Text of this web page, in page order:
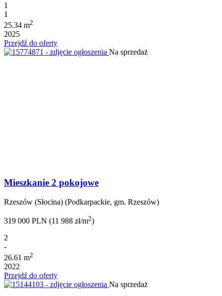
1
1
25.34 m2
2025
Przejdź do oferty
Na sprzedaż
Mieszkanie 2 pokojowe
Rzeszów (Słocina) (Podkarpackie, gm. Rzeszów)
319 000 PLN (11 988 zł/m2)
2
-
26.61 m2
2022
Przejdź do oferty
Na sprzedaż